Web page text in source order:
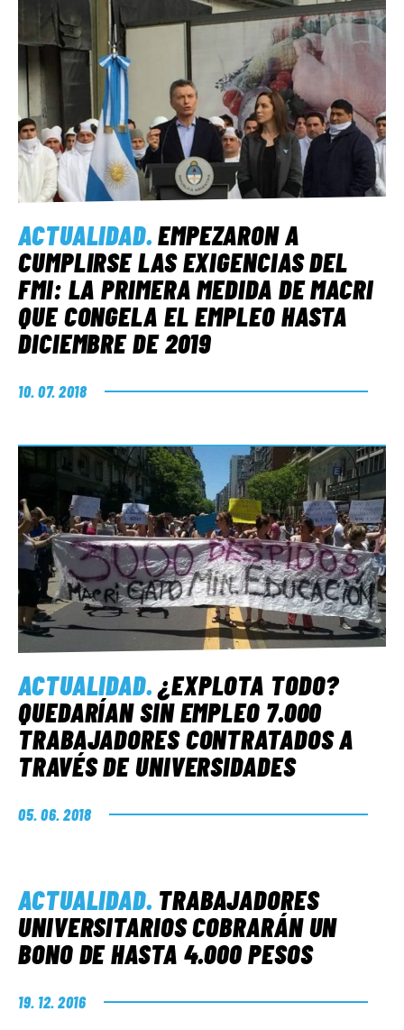
ACTUALIDAD.EMPEZARON A
CUMPLIRSE LAS EXIGENCIAS DEL
FMI: LA PRIMERA MEDIDA DE MACRI
QUE CONGELA EL EMPLEO HASTA
DICIEMBRE DE 2019
10. 07. 2018
ACTUALIDAD.¿EXPLOTA TODO?
QUEDARÍAN SIN EMPLEO 7.000
TRABAJADORES CONTRATADOS A
TRAVÉS DE UNIVERSIDADES
05. 06. 2018
ACTUALIDAD. TRABAJADORES
UNIVERSITARIOS COBRARÁN UN
BONO DE HASTA 4.000 PESOS
19. 12. 2016